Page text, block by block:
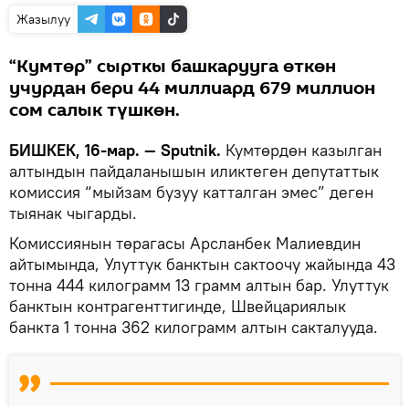
Жазылуу
“Кумтөр” сырткы башкарууга өткөн
учурдан бери 44 миллиард 679 миллион
сом салык түшкөн.
БИШКЕК, 16-мар. — Sputnik. Кумтөрдөн казылган
алтындын пайдаланышын иликтеген депутаттык
комиссия “мыйзам бузуу катталган эмес” деген
тыянак чыгарды.
Комиссиянын төрагасы Арсланбек Малиевдин
айтымында, Улуттук банктын сактоочу жайында 43
тонна 444 килограмм 13 грамм алтын бар. Улуттук
банктын контрагенттигинде, Швейцариялык
банкта 1 тонна 362 килограмм алтын сакталууда.